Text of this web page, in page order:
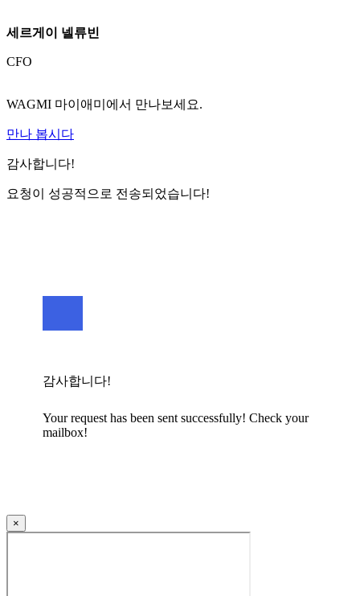
세르게이 넬류빈
CFO
WAGMI 마이애미에서 만나보세요.
만나 봅시다
감사합니다!
요청이 성공적으로 전송되었습니다!
감사합니다!
Your request has been sent successfully! Check your
mailbox!
×